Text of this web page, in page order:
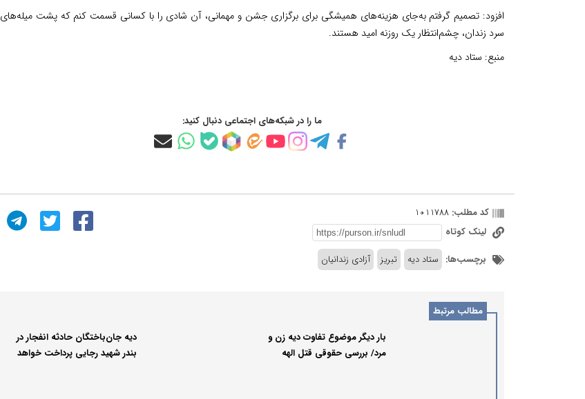
افزود: تصمیم گرفتم به‌جای هزینه‌های همیشگی برای برگزاری جشن و مهمانی، آن شادی را با کسانی قسمت کنم که پشت میله‌های
سرد زندان، چشم‌انتظار یک روزنه امید هستند.
منبع: ستاد دیه
ما را در شبکه‌های اجتماعی دنبال کنید:
کد مطلب: 1011788
لینک کوتاه
برچسب‌ها: ستاد دیه تبریز آزادی زندانیان
مطالب مرتبط
بار دیگر موضوع تفاوت دیه زن و
مرد/ بررسی حقوقی قتل الهه
دیه جان‌باختگان حادثه انفجار در
بندر شهید رجایی پرداخت خواهد